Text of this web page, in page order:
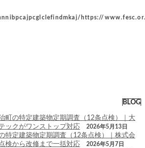
https://
BLOG
町の特定建築物定期調査（12条点検）｜大
ックがワンストップ対応
2026年5月13日
特定建築物定期調査（12条点検）｜株式会
検から改修まで一括対応
2026年5月7日